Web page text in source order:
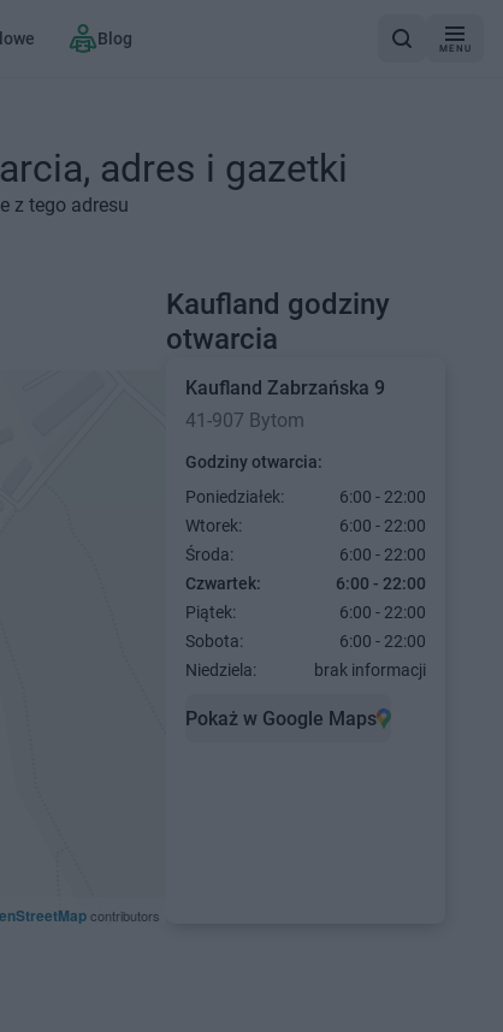
Blog
MENU
adres i gazetki
z tego adresu
Kaufland godziny
otwarcia
Kaufland Zabrzańska 9
41-907 Bytom
Godziny otwarcia:
Poniedziałek:
6:00 - 22:00
Wtorek:
6:00 - 22:00
Środa:
6:00 - 22:00
Czwartek:
6:00 - 22:00
Piątek:
6:00 - 22:00
Sobota:
6:00 - 22:00
Niedziela:
brak informacji
Pokaż w Google Maps
contributors